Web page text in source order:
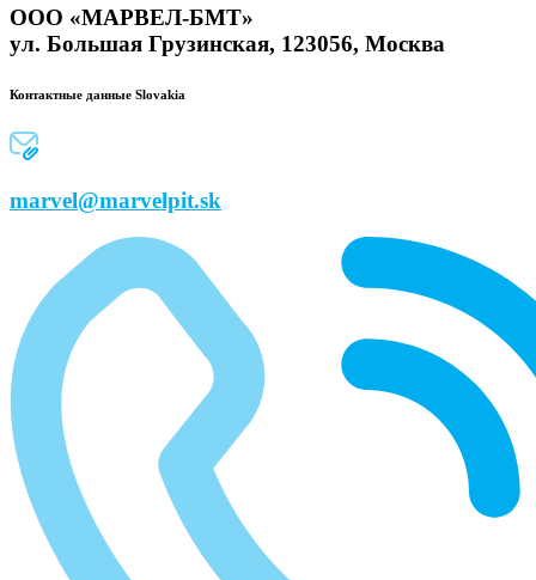
ООО «МАРВЕЛ-БМТ»
ул. Большая Грузинская, 123056, Москва
Контактные данные Slovakia
marvel@marvelpit.sk